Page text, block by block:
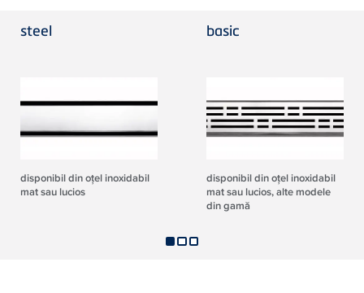
steel
disponibil din oţel inoxidabil
mat sau lucios
basic
disponibil din oţel inoxidabil
mat sau lucios, alte modele
din gamă